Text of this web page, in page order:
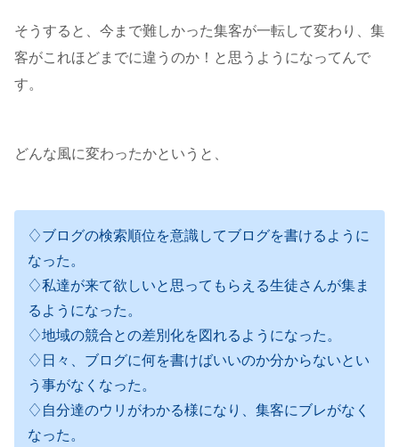
そうすると、今まで難しかった集客が一転して変わり、集
客がこれほどまでに違うのか！と思うようになってんで
す。
どんな風に変わったかというと、
♢ブログの検索順位を意識してブログを書けるように
なった。
♢私達が来て欲しいと思ってもらえる生徒さんが集ま
るようになった。
♢地域の競合との差別化を図れるようになった。
♢日々、ブログに何を書けばいいのか分からないとい
う事がなくなった。
♢自分達のウリがわかる様になり、集客にブレがなく
なった。